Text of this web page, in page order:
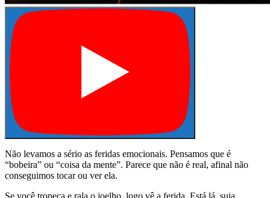
Não levamos a sério as feridas emocionais. Pensamos que é
“bobeira” ou “coisa da mente”. Parece que não é real, afinal não
conseguimos tocar ou ver ela.